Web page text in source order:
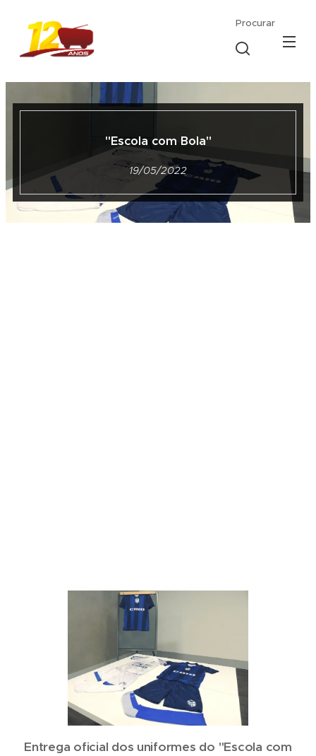
Procurar
"Escola com Bola"
19/05/2022
Entrega oficial dos uniformes do "Escola com